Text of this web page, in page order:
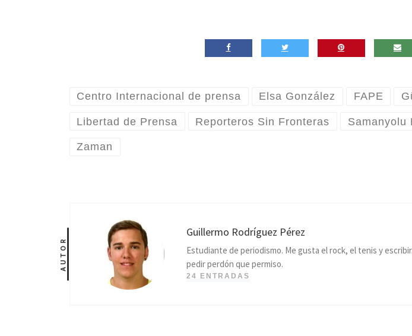
Centro Internacional de prensa Elsa González FAPE
Libertad de Prensa Reporteros Sin Fronteras Samanyolu
Zaman
AUTOR
Guillermo Rodríguez Pérez
Estudiante de periodismo. Me gusta el rock, el tenis y
pedir perdón que permiso.
24 ENTRADAS